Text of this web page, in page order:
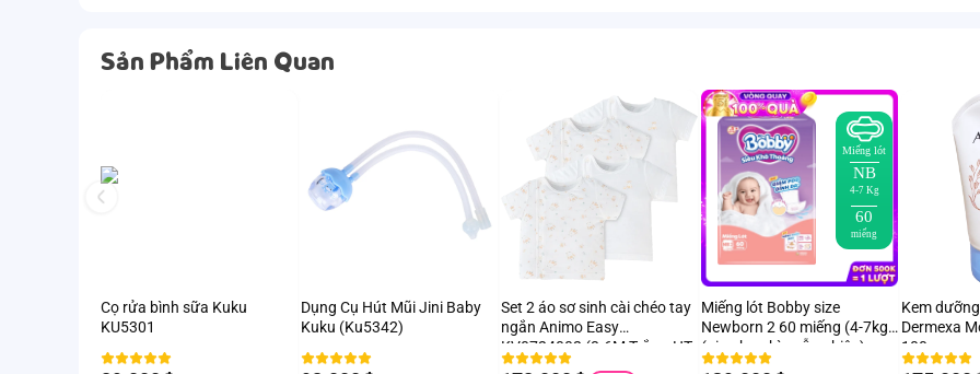
Sản Phẩm Liên Quan
Cọ rửa bình sữa Kuku
KU5301
Dụng Cụ Hút Mũi Jini Baby
Kuku (Ku5342)
Set 2 áo sơ sinh cài chéo tay
ngắn Animo Easy
KV0724002 (3-6M,Trắng-HT
Chim non)
Miếng lót
NB
4-7 Kg
60
miếng
Miếng lót Bobby size
Newborn 2 60 miếng (4-7kg)
(giao bao bì ngẫu nhiên)
Kem dưỡng
Dermexa
100g